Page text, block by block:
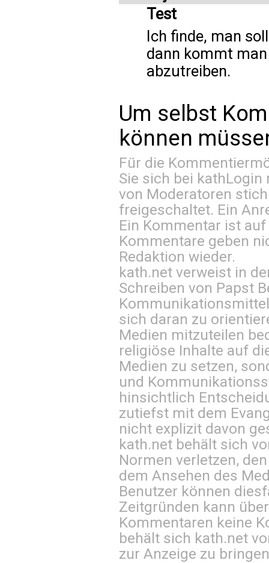
Test
Ich finde, man
dann kommt
abzutreiben.
Um selbst
können
Für die
Sie sich bei kathLogin
von Moderatoren
freigeschaltet. Ein
Ein Kommentar ist
Kommentare geben
Redaktion wieder.
kath.net verweist in
Schreiben von Papst
sich daran zu
Medien mitzuteilen
religiöse Inhalte auf
Medien zu setzen,
und
hinsichtlich
zutiefst mit dem
nicht explizit davon
kath.net behält sich
Normen verletzen,
dem Ansehen des
Benutzer können
Zeitgründen kann
Kommentaren keine
behält sich kath.net
zur Anzeige zu